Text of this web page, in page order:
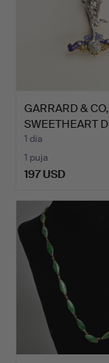
GARRARD &
SWEETHEART
…
1 día
1 puja
197 USD